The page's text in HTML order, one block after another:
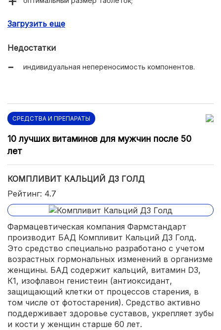
улучшают психоэмоциональное состояние;
оказывают благоприятное воздействие на волосы,
Загрузить еще
Недостатки
индивидуальная непереносимость компонентов.
СРЕДСТВА И ПРЕПАРАТЫ
10 лучших витаминов для мужчин после 50
лет
КОМПЛИВИТ КАЛЬЦИЙ Д3 ГОЛД
Рейтинг: 4.7
Фармацевтическая компания Фармстандарт
производит БАД Компливит Кальций Д3 Голд.
Это средство специально разработано с учетом
возрастных гормональных изменений в организме
женщины. БАД содержит кальций, витамин D3,
К1, изофлавон генистеин (антиоксидант,
защищающий клетки от процессов старения, в
том числе от фотостарения). Средство активно
поддерживает здоровье суставов, укрепляет зубы
и кости у женщин старше 60 лет.